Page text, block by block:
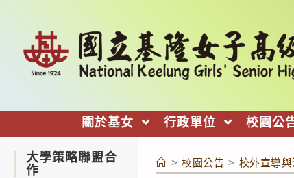
關於基女 行政單位 校園公
> 校園公告 > 校外宣導與
大學策略聯盟合
作